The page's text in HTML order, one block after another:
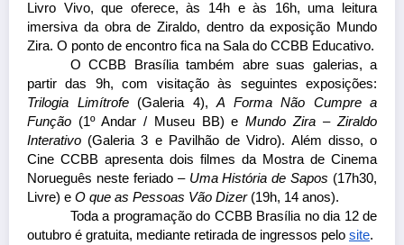
Livro Vivo, que oferece, às 14h e às 16h, uma leitura
imersiva da obra de Ziraldo, dentro da exposição Mundo
Zira. O ponto de encontro fica na Sala do CCBB Educativo.
O CCBB Brasília também abre suas galerias, a
Trilogia Limítrofe (Galeria 4), A Forma Não Cumpre a
Função (1º Andar / Museu BB) e Mundo Zira – Ziraldo
Interativo (Galeria 3 e Pavilhão de Vidro). Além disso, o
Cine CCBB apresenta dois filmes da Mostra de Cinema
Norueguês neste feriado – Uma História de Sapos (17h30,
Livre) e O que as Pessoas Vão Dizer (19h, 14 anos).
Toda a programação do CCBB Brasília no dia 12 de
outubro é gratuita, mediante retirada de ingressos pelo site.